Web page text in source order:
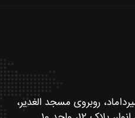
روبروی مسجد الغدیر،